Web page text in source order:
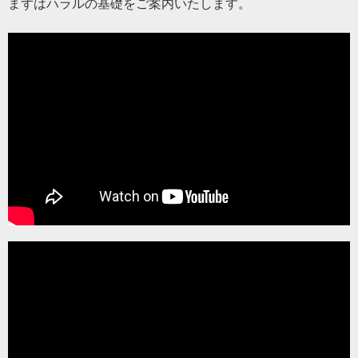
まずはハラルの基礎をご案内いたします。